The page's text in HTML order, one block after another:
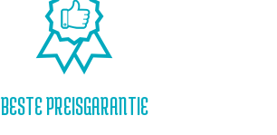
BESTE PREISGARANTIE